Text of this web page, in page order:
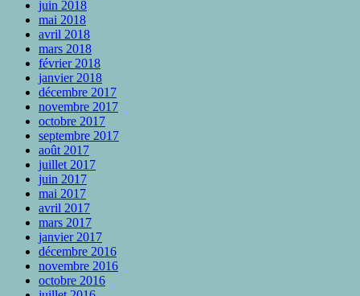
juin 2018
mai 2018
avril 2018
mars 2018
février 2018
janvier 2018
décembre 2017
novembre 2017
octobre 2017
septembre 2017
août 2017
juillet 2017
juin 2017
mai 2017
avril 2017
mars 2017
janvier 2017
décembre 2016
novembre 2016
octobre 2016